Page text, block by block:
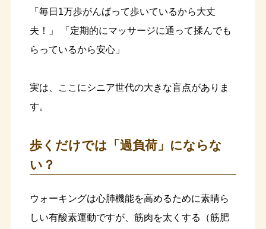
「毎日1万歩がんばって歩いているから大丈
夫！」 「定期的にマッサージに通って揉んでも
らっているから安心」
実は、ここにシニア世代の大きな盲点がありま
す。
歩くだけでは「過負荷」にならな
い？
ウォーキングは心肺機能を高めるために素晴ら
しい有酸素運動ですが、筋肉を太くする（筋肥